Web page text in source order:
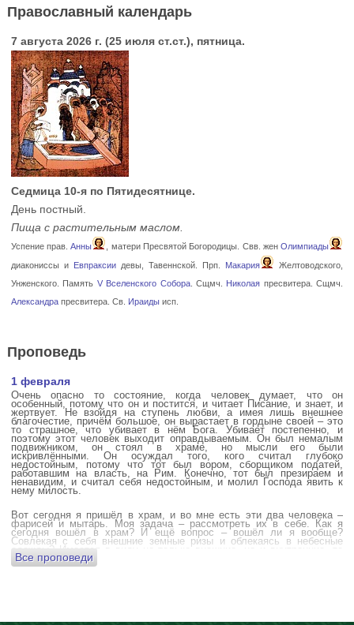
Православный календарь
7 августа 2026 г. (25 июля ст.ст.), пятница.
Седмица 10-я по Пятидесятнице.
День постный.
Пища с растительным маслом.
Успение прав.Анны , матери Пресвятой Богородицы. Свв. женОлимпиады
диакониссы и
Евпраксиидевы, Тавеннской. Прп. Макария
Желтоводского,
Унженского. Память V Вселенского Собора. Сщмч. Николая пресвитера. Сщмч.
Александрапресвитера. Св. Ираидыисп.
Проповедь
1 февраля
Очень опасно то состояние, когда человек думает, что он
особенный, потому что он и постится, и читает Писание, и знает, и
жертвует. Не взойдя на ступень любви, а имея лишь внешнее
благочестие, причём большое, он вырастает в гордыне своей – это
то страшное, что убивает в нём Бога. Убивает постепенно, и
поэтому этот человек выходит оправдываемым. Он был немалым
подвижником, он стоял в храме, но мысли его были
искривлёнными. Он осуждал того, кого считал глубоко
недостойным, потому что тот был вором, сборщиком податей,
работавшим на власть, на Рим. Конечно, тот был презираем и
ненавидим, и считал себя недостойным, и молил Господа явить к
нему милость.
Вот сегодня я пришёл в храм, и во мне есть эти два человека –
фарисей и мытарь. Моя задача – рассмотреть их в себе. Как я
сегодня вошёл в храм? И ещё вопрос – вошёл ли я вообще?
Совлекая с себя внешние земные ризы и облекаясь в небесные
одежды? Имеется в виду не только внешние, но и внутренние, то
есть помыслы.
Все проповеди